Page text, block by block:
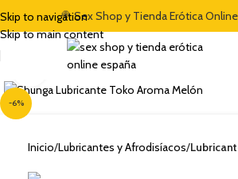
Skip to navigation
Skip to main content
🍭 Sex Shop y Tienda Erótica
-6%
Clic para ampliar
Inicio Lubricantes y Afrodisíacos